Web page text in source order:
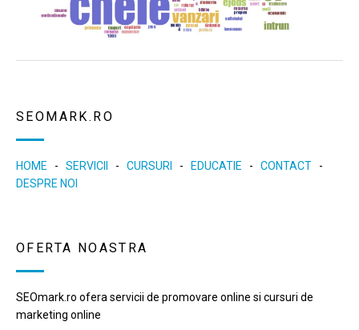
SEOMARK.RO
HOME - SERVICII - CURSURI - EDUCATIE - CONTACT-
DESPRE NOI
OFERTA NOASTRA
SEOmark.ro ofera servicii de promovare online si cursuri de
marketing online